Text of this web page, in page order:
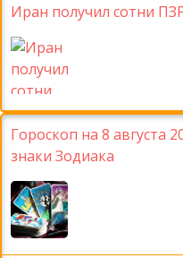
Иран получил сотни
Гороскоп на 8 августа
знаки Зодиака